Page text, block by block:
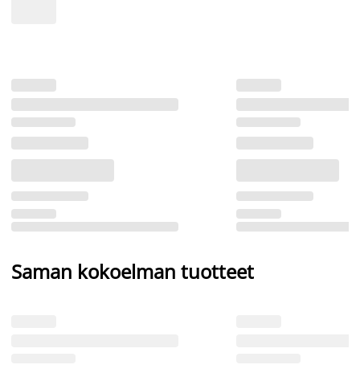
Saman kokoelman tuotteet